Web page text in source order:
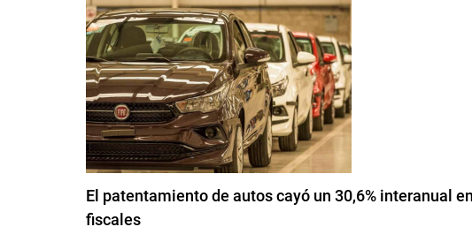
El patentamiento de autos cayó un 30,6% interanual
fiscales